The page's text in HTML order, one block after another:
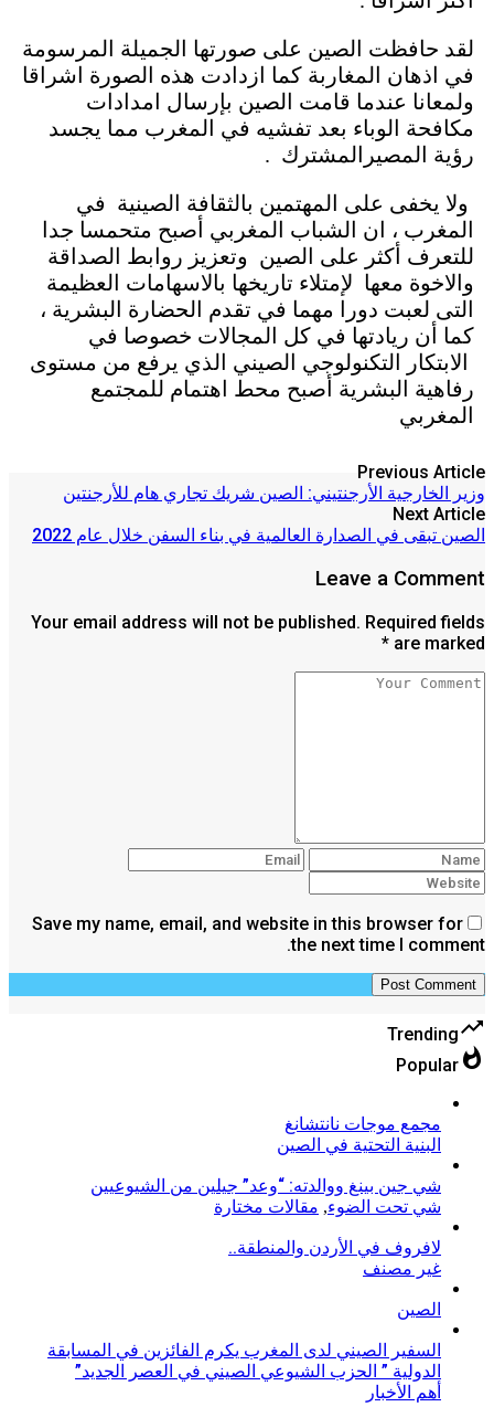
لقد حافظت الصين على صورتها الجميلة المرسومة
في اذهان المغاربة كما ازدادت هذه الصورة اشراقا
ولمعانا عندما قامت الصين بإرسال امدادات
مكافحة الوباء بعد تفشيه في المغرب مما يجسد
رؤية المصيرالمشترك .
ولا يخفى على المهتمين بالثقافة الصينية في
المغرب ، ان الشباب المغربي أصبح متحمسا جدا
للتعرف أكثر على الصين وتعزيز روابط الصداقة
والاخوة معها لإمتلاء تاريخها بالاسهامات العظيمة
التى لعبت دورا مهما في تقدم الحضارة البشرية ،
كما أن ريادتها في كل المجالات خصوصا في
الابتكار التكنولوجي الصيني الذي يرفع من مستوى
رفاهية البشرية أصبح محط اهتمام للمجتمع
المغربي
Previous Article
وزير الخارجية الأرجنتيني: الصين شريك تجاري هام للأرجنتين
Next Article
الصين تبقى في الصدارة العالمية في بناء السفن خلال عام 2022
Leave a Comment
Your email address will not be published. Required fields
are marked *
Save my name, email, and website in this browser for
the next time I comment.
trending_up
Trending
whatshot
Popular
مجمع موجات نانتشانغ
البنية التحتية في الصين
شي جين بينغ ووالدته: “وعد” جيلين من الشيوعيين
شي تحت الضوء, مقالات مختارة
لافروف في الأردن والمنطقة..
غير مصنف
الصين
السفير الصيني لدى المغرب يكرم الفائزين في المسابقة
الدولية ” الحزب الشيوعي الصيني في العصر الجديد”
أهم الأخبار